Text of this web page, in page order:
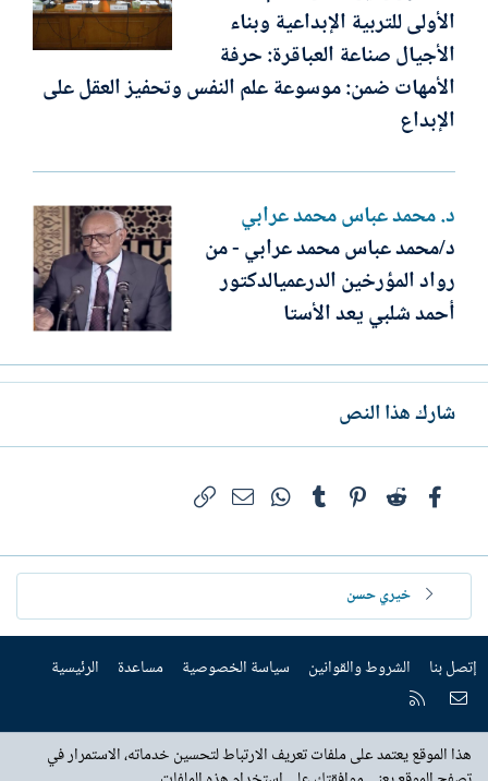
الأولى للتربية الإبداعية وبناء
الأجيال صناعة العباقرة: حرفة
الأمهات ضمن: موسوعة علم النفس وتحفيز العقل على
الإبداع
د. محمد عباس محمد عرابي
د/محمد عباس محمد عرابي - من
رواد المؤرخين الدرعميالدكتور
أحمد شلبي يعد الأستا
شارك هذا النص
فيسبوكReddit
Pinterest
Tumblr
WhatsAppالبريد الإلكتروني
خيري حسن
إتصل بنا الشروط والقوانين سياسة الخصوصية مساعدة الرئيسية
إتصل بنا
هذا الموقع يعتمد على ملفات تعريف الارتباط لتحسين خدماته، الاستمرار في